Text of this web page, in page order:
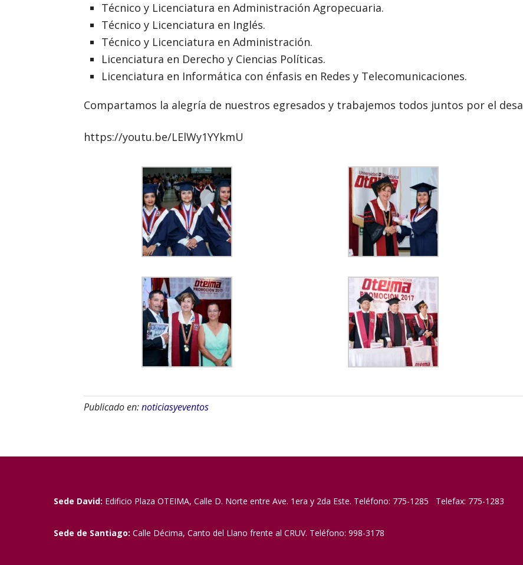
Técnico y Licenciatura en Administración Agropecuaria.
Técnico y Licenciatura en Inglés.
Técnico y Licenciatura en Administración.
Licenciatura en Derecho y Ciencias Políticas.
Licenciatura en Informática con énfasis en Redes y Telecomunicaciones.
Compartamos la alegría de nuestros egresados y trabajemos todos juntos por el
https://youtu.be/LElWy1YYkmU
Publicado en:noticiasyeventos
Sede David: Edificio Plaza OTEIMA, Calle D. Norte entre Ave. 1era y 2da Este. Teléfono: 775-1285 Telefax: 775-1283
Sede de Santiago: Calle Décima, Canto del Llano frente al CRUV. Teléfono: 998-3178